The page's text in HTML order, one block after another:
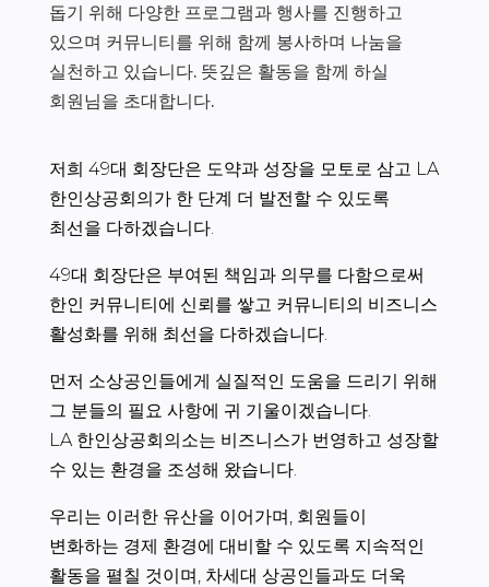
돕기 위해 다양한 프로그램과 행사를 진행하고
있으며 커뮤니티를 위해 함께 봉사하며 나눔을
실천하고 있습니다. 뜻깊은 활동을 함께 하실
회원님을 초대합니다.
저희 49대 회장단은 도약과 성장을 모토로 삼고 LA
한인상공회의가 한 단계 더 발전할 수 있도록
최선을 다하겠습니다.
49대 회장단은 부여된 책임과 의무를 다함으로써
한인 커뮤니티에 신뢰를 쌓고 커뮤니티의 비즈니스
활성화를 위해 최선을 다하겠습니다.
먼저 소상공인들에게 실질적인 도움을 드리기 위해
그 분들의 필요 사항에 귀 기울이겠습니다.
LA 한인상공회의소는 비즈니스가 번영하고 성장할
수 있는 환경을 조성해 왔습니다.
우리는 이러한 유산을 이어가며, 회원들이
변화하는 경제 환경에 대비할 수 있도록 지속적인
활동을 펼칠 것이며, 차세대 상공인들과도 더욱